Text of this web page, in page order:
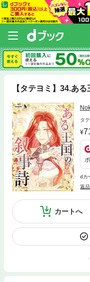
【タテヨミ】34.あ
タ
dカ
返
カートへ